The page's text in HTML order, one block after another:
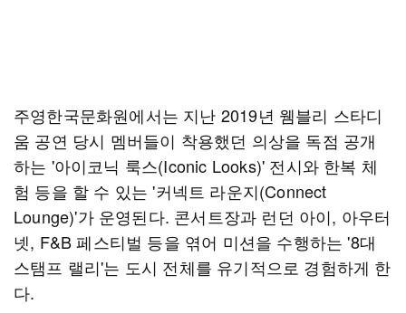
주영한국문화원에서는 지난 2019년 웸블리 스타디
움 공연 당시 멤버들이 착용했던 의상을 독점 공개
하는 '아이코닉 룩스(Iconic Looks)' 전시와 한복 체
험 등을 할 수 있는 '커넥트 라운지(Connect
Lounge)'가 운영된다. 콘서트장과 런던 아이, 아우터
넷, F&B 페스티벌 등을 엮어 미션을 수행하는 '8대
스탬프 랠리'는 도시 전체를 유기적으로 경험하게 한
다.